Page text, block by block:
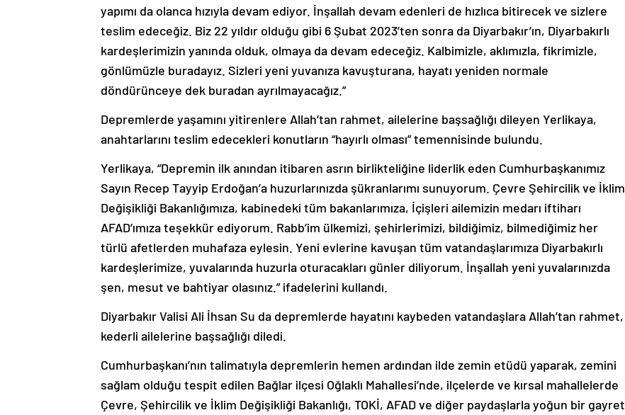
yapımı da olanca hızıyla devam ediyor. İnşallah devam edenleri de hızlıca bitirecek ve sizlere
teslim edeceğiz. Biz 22 yıldır olduğu gibi 6 Şubat 2023’ten sonra da Diyarbakır’ın, Diyarbakırlı
kardeşlerimizin yanında olduk, olmaya da devam edeceğiz. Kalbimizle, aklımızla, fikrimizle,
gönlümüzle buradayız. Sizleri yeni yuvanıza kavuşturana, hayatı yeniden normale
döndürünceye dek buradan ayrılmayacağız.”
Depremlerde yaşamını yitirenlere Allah’tan rahmet, ailelerine başsağlığı dileyen Yerlikaya,
anahtarlarını teslim edecekleri konutların “hayırlı olması” temennisinde bulundu.
Yerlikaya, “Depremin ilk anından itibaren asrın birlikteliğine liderlik eden Cumhurbaşkanımız
Sayın Recep Tayyip Erdoğan’a huzurlarınızda şükranlarımı sunuyorum. Çevre Şehircilik ve İklim
Değişikliği Bakanlığımıza, kabinedeki tüm bakanlarımıza, İçişleri ailemizin medarı iftiharı
AFAD’ımıza teşekkür ediyorum. Rabb’im ülkemizi, şehirlerimizi, bildiğimiz, bilmediğimiz her
türlü afetlerden muhafaza eylesin. Yeni evlerine kavuşan tüm vatandaşlarımıza Diyarbakırlı
kardeşlerimize, yuvalarında huzurla oturacakları günler diliyorum. İnşallah yeni yuvalarınızda
şen, mesut ve bahtiyar olasınız.” ifadelerini kullandı.
Diyarbakır Valisi Ali İhsan Su da depremlerde hayatını kaybeden vatandaşlara Allah’tan rahmet,
kederli ailelerine başsağlığı diledi.
Cumhurbaşkanı’nın talimatıyla depremlerin hemen ardından ilde zemin etüdü yaparak, zemini
sağlam olduğu tespit edilen Bağlar ilçesi Oğlaklı Mahallesi’nde, ilçelerde ve kırsal mahallelerde
Çevre, Şehircilik ve İklim Değişikliği Bakanlığı, TOKİ, AFAD ve diğer paydaşlarla yoğun bir gayret